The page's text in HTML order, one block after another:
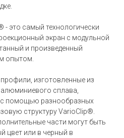
это самый технологически
экран с модульной
и произведенный
опытом.
изготовленные из
сплава,
помощью разнообразных
структуру VarioClip®.
части могут быть
цвет или в черный в